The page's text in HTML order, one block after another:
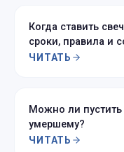
Когда ставить
сроки, правила и
ЧИТАТЬ
Можно ли
умершему?
ЧИТАТЬ